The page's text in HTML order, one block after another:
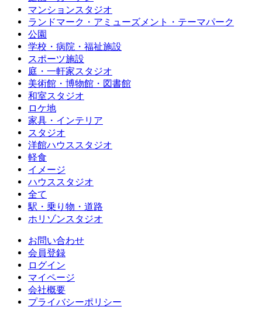
マンションスタジオ
ランドマーク・アミューズメント・テーマパーク
公園
学校・病院・福祉施設
スポーツ施設
庭・一軒家スタジオ
美術館・博物館・図書館
和室スタジオ
ロケ地
家具・インテリア
スタジオ
洋館ハウススタジオ
軽食
イメージ
ハウススタジオ
全て
駅・乗り物・道路
ホリゾンスタジオ
お問い合わせ
会員登録
ログイン
マイページ
会社概要
プライバシーポリシー